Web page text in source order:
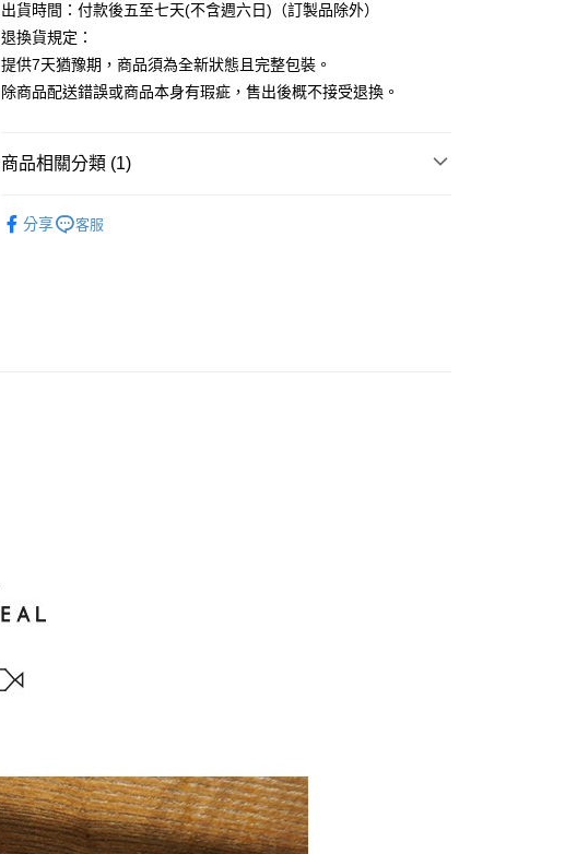
出貨時間：付款後五至七天(不含週六日)（訂製品除外）
退換貨規定：
提供7天猶豫期，商品須為全新狀態且完整包裝。
除商品配送錯誤或商品本身有瑕疵，售出後概不接受退換。
商品相關分類 (1)
分享
客服